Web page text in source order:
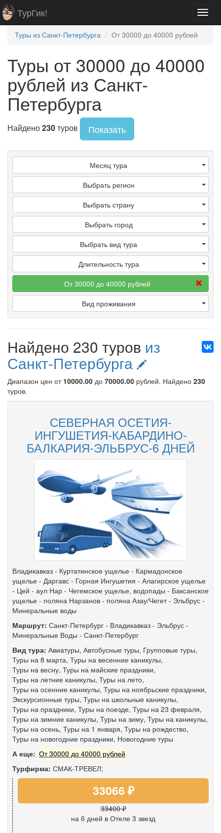
ТурГик!
Туры из Санкт-Петербурга От 30000 до 40000 рублей
Туры от 30000 до 40000
рублей из Санкт-
Петербурга
Найдено230туров Показать
Месяц тура
Выбрать регион
Выбрать страну
Выбрать город
Выбрать вид тура
Длительность тура
От 30000 до 40000 рублей
Вид проживания
Найдено 230 туров из
Санкт-Петербурга
Диапазон цен от 10000.00 до 70000.00 рублей. Найдено 230
туров.
СЕВЕРНАЯ ОСЕТИЯ-
ИНГУШЕТИЯ-КАБАРДИНО-
БАЛКАРИЯ-ЭЛЬБРУС-6 ДНЕЙ
Владикавказ - Куртатинское ущелье - Кармадонское
ущелье - Даргавс - Горная Ингушетия - Алагирское ущелье
- Цей - аул Нар - Чегемское ущелье, водопады - Баксанское
ущелье - поляна Нарзанов - поляна Азау/Чегет - Эльбрус -
Минеральные воды
Маршрут: Санкт-Петербург - Владикавказ - Эльбрус -
Минеральные Воды - Санкт-Петербург
Вид тура: Авиатуры, Автобусные туры, Групповые туры,
Туры на 8 марта, Туры на весенние каникулы,
Туры на весну, Туры на майские праздники,
Туры на летние каникулы, Туры на лето,
Туры на осенние каникулы, Туры на ноябрьские праздники,
Экскурсионные туры, Туры на школьные каникулы,
Туры на праздники, Туры на поезде, Туры на 23 февраля,
Туры на зимние каникулы, Туры на зиму, Туры на каникулы,
Туры на осень, Туры на 1 января, Туры на рождество,
Туры на новогодние праздники, Новогодние туры
А еще: От 30000 до 40000 рублей
Турфирма: СМАК-ТРЕВЕЛ;
33066 ₽
33400 ₽
на 6 дней в Отеле 3 звезд